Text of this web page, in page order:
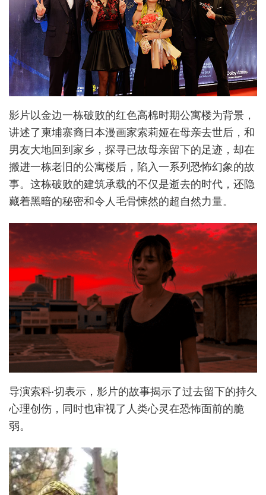
影片以金边一栋破败的红色高棉时期公寓楼为背景，
讲述了柬埔寨裔日本漫画家索莉娅在母亲去世后，和
男友大地回到家乡，探寻已故母亲留下的足迹，却在
搬进一栋老旧的公寓楼后，陷入一系列恐怖幻象的故
事。这栋破败的建筑承载的不仅是逝去的时代，还隐
藏着黑暗的秘密和令人毛骨悚然的超自然力量。
导演索科·切表示，影片的故事揭示了过去留下的持久
心理创伤，同时也审视了人类心灵在恐怖面前的脆
弱。